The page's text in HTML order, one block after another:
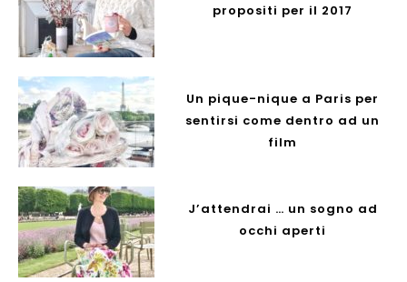
propositi per il 2017
Un pique-nique a Paris per
sentirsi come dentro ad un
film
J’attendrai … un sogno ad
occhi aperti